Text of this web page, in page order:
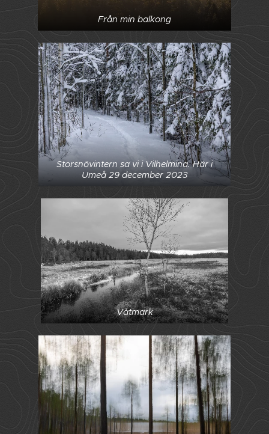
Från min balkong
Storsnövintern sa vi i Vilhelmina. Här i
Umeå 29 december 2023
Våtmark